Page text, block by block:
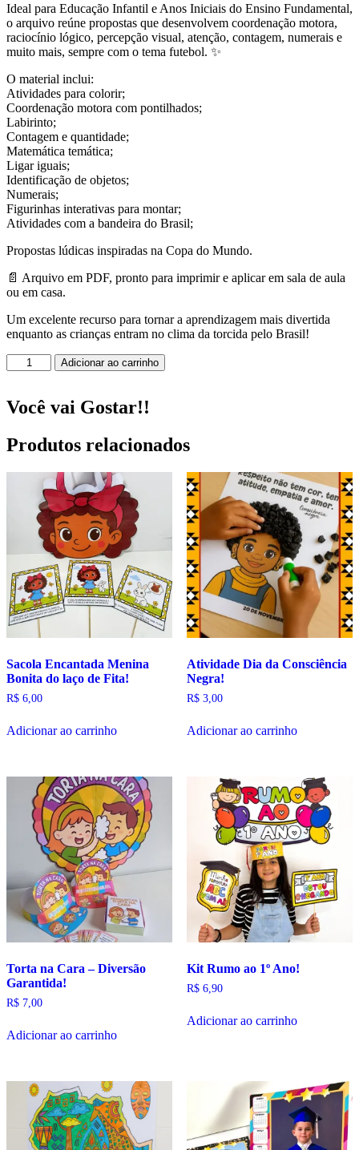
Ideal para Educação Infantil e Anos Iniciais do Ensino Fundamental,
o arquivo reúne propostas que desenvolvem coordenação motora,
raciocínio lógico, percepção visual, atenção, contagem, numerais e
muito mais, sempre com o tema futebol. ✨
O material inclui:
Atividades para colorir;
Coordenação motora com pontilhados;
Labirinto;
Contagem e quantidade;
Matemática temática;
Ligar iguais;
Identificação de objetos;
Numerais;
Figurinhas interativas para montar;
Atividades com a bandeira do Brasil;
Propostas lúdicas inspiradas na Copa do Mundo.
📄 Arquivo em PDF, pronto para imprimir e aplicar em sala de aula
ou em casa.
Um excelente recurso para tornar a aprendizagem mais divertida
enquanto as crianças entram no clima da torcida pelo Brasil!
Atividades
Copa
Mundo!
quantidade
Adicionar ao carrinho
Você vai Gostar!!
Produtos relacionados
Sacola Encantada Menina
Bonita do laço de Fita!
R$ 6,00
Adicionar ao carrinho
Atividade Dia da Consciência
Negra!
R$3,00
Adicionar ao carrinho
Torta na Cara – Diversão
Garantida!
R$ 7,00
Adicionar ao carrinho
Kit Rumo ao 1º Ano!
R$6,90
Adicionar ao carrinho